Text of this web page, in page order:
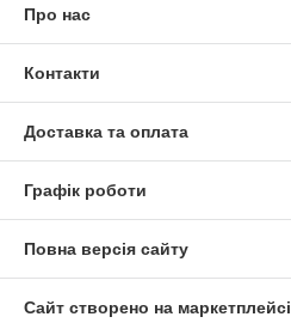
Про нас
Контакти
Доставка та оплата
Графік роботи
Повна версія сайту
Сайт створено на маркетплейсі